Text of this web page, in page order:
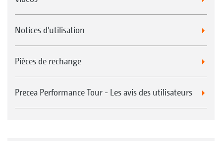
Notices d'utilisation
Pièces de rechange
Precea Performance Tour - Les avis des utilisateurs